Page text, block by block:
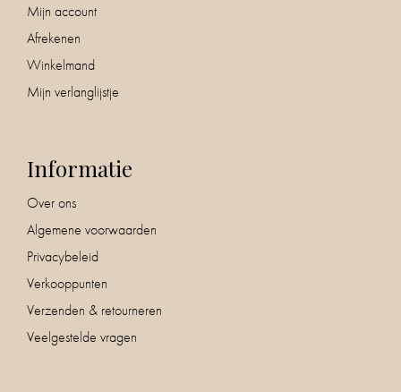
Mijn account
Afrekenen
Winkelmand
Mijn verlanglijstje
Informatie
Over ons
Algemene voorwaarden
Privacybeleid
Verkooppunten
Verzenden & retourneren
Veelgestelde vragen